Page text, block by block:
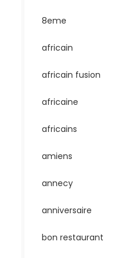
8eme
africain
africain fusion
africaine
africains
amiens
annecy
anniversaire
bon restaurant